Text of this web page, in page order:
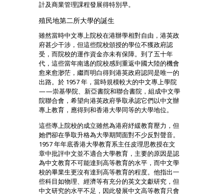
計及商業管理課程發展得特別早。
殖民地第二所大學的誕生
雖然當時中文專上院校在港辦學相對自由，港英政
府甚少干涉，但這些院校頒授的學位不獲政府認
受，而院校的運作資金亦未有保障。到了五十年
代，這些當年南逃的院校感到重返中國大陸的機會
愈來愈渺茫，繼而明白得到港英政府認同是唯一的
出路。於 1957 年，當時規模較大的中文專上學院
——崇基學院、新亞書院和聯合書院，組成中文學
院聯合會，希望向港英政府爭取承認它們以中文辦
專上教育，應得到和香港大學同等的大學地位。
這些專上院校的成立雖然為港府紓緩教育壓力，但
她們卻在爭取升格為大學期間面對不少反對聲音。
1957 年年底香港大學教育系主任皮理思教授在文
章中批評中文並不適合大學教育，主要的原因是認
為中文教育不可能達到高等教育的水平，而中文學
校的畢業生更沒有達到高等教育的程度。他指出一
些科目如物理、經濟等有充分的英文文獻研究，但
中文研究的水平不足，因此發展中文高等教育只會